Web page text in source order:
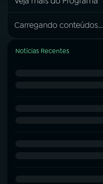
Carregando conteúdos...
Notícias Recentes